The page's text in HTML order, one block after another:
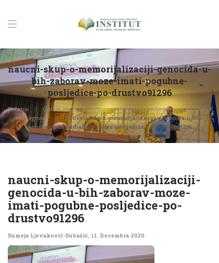
naucni-skup-o-memorijalizaciji-genocida-u-
bih-zaborav-moze-imati-pogubne-
posljedice-po-drustvo91296
Početna
Održan naučni skup: “Izazovi memorijalizacije genocida u Bosni i
Hercegovini”
naucni-skup-o-memorijalizaciji-genocida-u-bih-
zaborav-moze-imati-pogubne-posljedice-po-drustvo91296
naucni-skup-o-memorijalizaciji-
genocida-u-bih-zaborav-moze-
imati-pogubne-posljedice-po-
drustvo91296
Sumeja Ljevaković-Subašić, 11. Decembra 2020.